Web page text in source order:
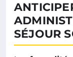
SÉJOUR